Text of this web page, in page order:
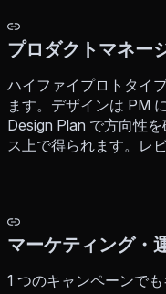
プロダクトマネー
ハイファイプロトタイ
ます。デザインは PM
Design Plan で方向性
ス上で得られます。レ
マーケティング・
1 つのキャンペーンで